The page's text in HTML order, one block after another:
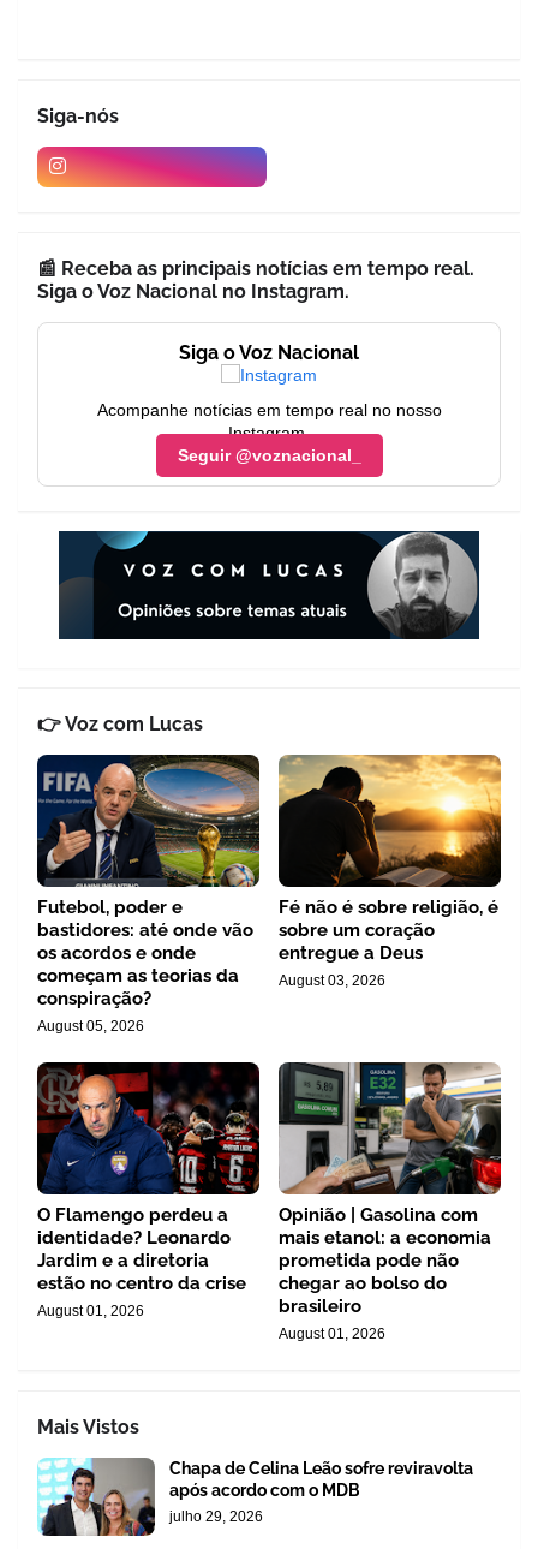
Siga-nós
📰 Receba as principais notícias em tempo real.
Siga o Voz Nacional no Instagram.
Siga o Voz Nacional
Acompanhe notícias em tempo real no nosso
Instagram.
Seguir @voznacional_
👉 Voz com Lucas
Futebol, poder e
bastidores: até onde vão
os acordos e onde
começam as teorias da
conspiração?
August 05, 2026
Fé não é sobre religião, é
sobre um coração
entregue a Deus
August 03, 2026
O Flamengo perdeu a
identidade? Leonardo
Jardim e a diretoria
estão no centro da crise
August 01, 2026
Opinião | Gasolina com
mais etanol: a economia
prometida pode não
chegar ao bolso do
brasileiro
August 01, 2026
Mais Vistos
Chapa de Celina Leão sofre reviravolta
após acordo com o MDB
julho 29, 2026